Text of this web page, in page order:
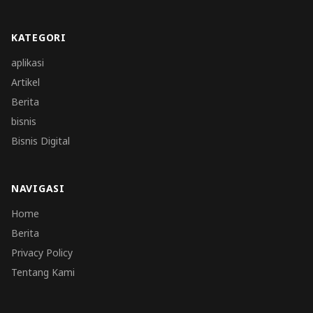
KATEGORI
aplikasi
Artikel
Berita
bisnis
Bisnis Digital
NAVIGASI
Home
Berita
Privacy Policy
Tentang Kami